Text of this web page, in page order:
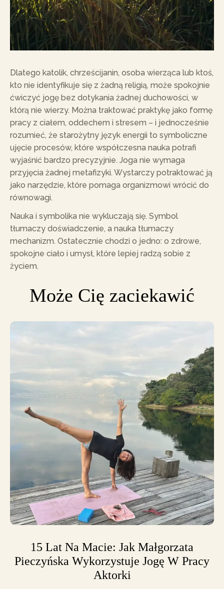
Dlatego katolik, chrześcijanin, osoba wierząca lub ktoś,
kto nie identyfikuje się z żadną religią, może spokojnie
ćwiczyć jogę bez dotykania żadnej duchowości, w
którą nie wierzy. Można traktować praktykę jako formę
pracy z ciałem, oddechem i stresem – i jednocześnie
rozumieć, że starożytny język energii to symboliczne
ujęcie procesów, które współczesna nauka potrafi
wyjaśnić bardzo precyzyjnie. Joga nie wymaga
przyjęcia żadnej metafizyki. Wystarczy potraktować ją
jako narzędzie, które pomaga organizmowi wrócić do
równowagi.
Nauka i symbolika nie wykluczają się. Symbol
tłumaczy doświadczenie, a nauka tłumaczy
mechanizm. Ostatecznie chodzi o jedno: o zdrowe,
spokojne ciało i umysł, które lepiej radzą sobie z
życiem.
Może Cię zaciekawić
15 Lat Na Macie: Jak Małgorzata
Pieczyńska Wykorzystuje Jogę W Pracy
Aktorki